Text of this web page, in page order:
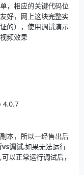
，相应的关键代码位
好，网上这块完整实
的），使用调试演示
频效果
4.0.7
本，所以一经售出后
vs调试,如果无法运行
以正常运行调试后，